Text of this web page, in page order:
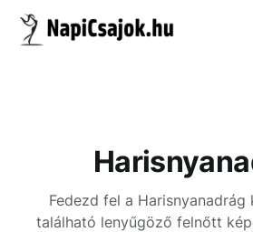
Fedezd fel a Harisnyanadrág
található lenyűgöző felnőtt